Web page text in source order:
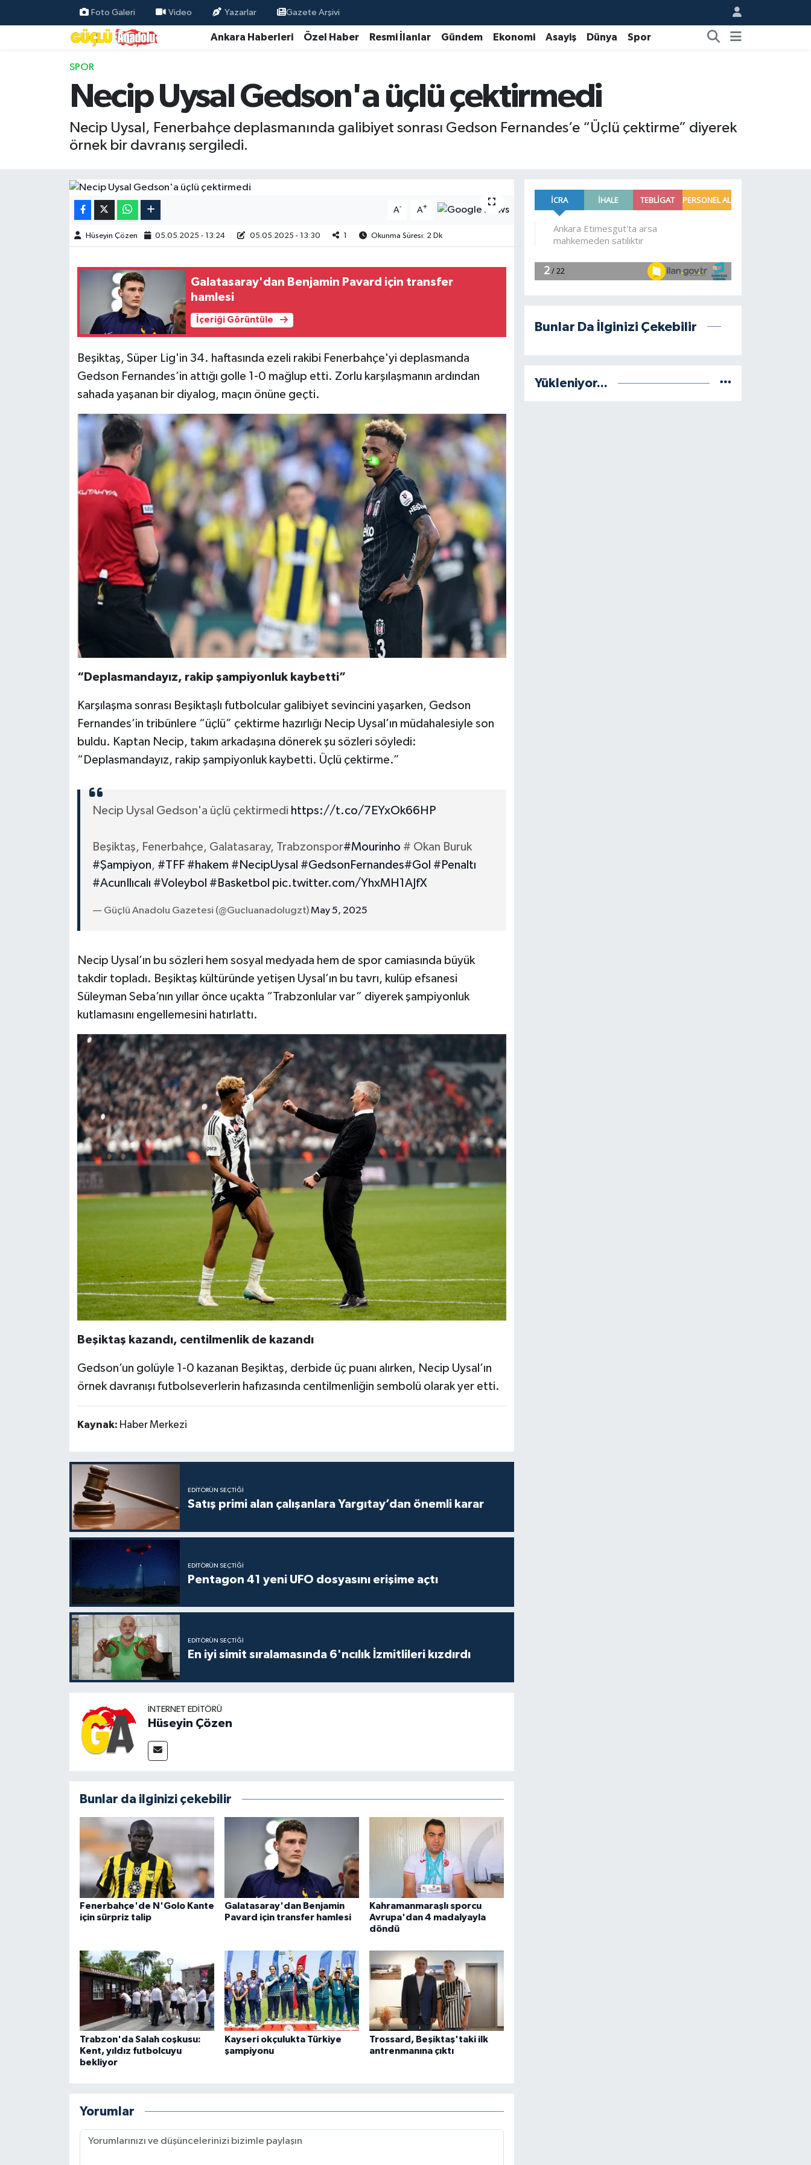
Foto Galeri Video Yazarlar Gazete Arşivi
Ankara Haberleri Özel Haber Resmi İlanlar Gündem Ekonomi Asayiş Dünya Spor
SPOR
Necip Uysal Gedson'a üçlü çektirmedi
Necip Uysal, Fenerbahçe deplasmanında galibiyet sonrası Gedson Fernandes’e “Üçlü çektirme” diyerek
örnek bir davranış sergiledi.
A- A+
Hüseyin Çözen 05.05.2025 - 13:24 05.05.2025 - 13:30 1 Okunma Süresi: 2 Dk
Galatasaray'dan Benjamin Pavard için transfer
hamlesi
İçeriği Görüntüle
Beşiktaş, Süper Lig'in 34. haftasında ezeli rakibi Fenerbahçe'yi deplasmanda
Gedson Fernandes’in attığı golle 1-0 mağlup etti. Zorlu karşılaşmanın ardından
sahada yaşanan bir diyalog, maçın önüne geçti.
“Deplasmandayız, rakip şampiyonluk kaybetti”
Karşılaşma sonrası Beşiktaşlı futbolcular galibiyet sevincini yaşarken, Gedson
Fernandes’in tribünlere “üçlü” çektirme hazırlığı Necip Uysal’ın müdahalesiyle son
buldu. Kaptan Necip, takım arkadaşına dönerek şu sözleri söyledi:
“Deplasmandayız, rakip şampiyonluk kaybetti. Üçlü çektirme.”
Necip Uysal Gedson'a üçlü çektirmedi https://t.co/7EYxOk66HP
Beşiktaş, Fenerbahçe, Galatasaray, Trabzonspor#Mourinho # Okan Buruk
#Şampiyon, #TFF #hakem #NecipUysal #GedsonFernandes#Gol #Penaltı
#AcunIlıcalı #Voleybol #Basketbol pic.twitter.com/YhxMH1AJfX
— Güçlü Anadolu Gazetesi (@Gucluanadolugzt)May 5, 2025
Necip Uysal’ın bu sözleri hem sosyal medyada hem de spor camiasında büyük
takdir topladı. Beşiktaş kültüründe yetişen Uysal’ın bu tavrı, kulüp efsanesi
Süleyman Seba’nın yıllar önce uçakta “Trabzonlular var” diyerek şampiyonluk
kutlamasını engellemesini hatırlattı.
Beşiktaş kazandı, centilmenlik de kazandı
Gedson’un golüyle 1-0 kazanan Beşiktaş, derbide üç puanı alırken, Necip Uysal’ın
örnek davranışı futbolseverlerin hafızasında centilmenliğin sembolü olarak yer etti.
Kaynak: Haber Merkezi
EDITÖRÜN SEÇTIĞI
Satış primi alan çalışanlara Yargıtay’dan önemli karar
EDITÖRÜN SEÇTIĞI
Pentagon 41 yeni UFO dosyasını erişime açtı
EDITÖRÜN SEÇTIĞI
En iyi simit sıralamasında 6'ncılık İzmitlileri kızdırdı
İNTERNET EDITÖRÜ
Hüseyin Çözen
Bunlar da ilginizi çekebilir
Fenerbahçe'de N'Golo Kante
için sürpriz talip
Galatasaray'dan Benjamin
Pavard için transfer hamlesi
Kahramanmaraşlı sporcu
Avrupa'dan 4 madalyayla
döndü
Trabzon'da Salah coşkusu:
Kent, yıldız futbolcuyu
bekliyor
Kayseri okçulukta Türkiye
şampiyonu
Trossard, Beşiktaş'taki ilk
antrenmanına çıktı
Yorumlar
Bunlar Da İlginizi Çekebilir
Yükleniyor...
Özel Haber
Resmi İlanlar
Ekonomi
Burç Yorumları
Hava Durumu
Kim kimdir?